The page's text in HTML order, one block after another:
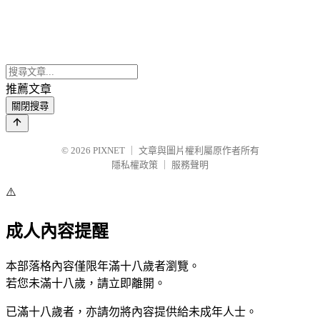
推薦文章
關閉搜尋
© 2026 PIXNET
文章與圖片權利屬原作者所有
隱私權政策
服務聲明
⚠️
成人內容提醒
本部落格內容僅限年滿十八歲者瀏覽。
若您未滿十八歲，請立即離開。
已滿十八歲者，亦請勿將內容提供給未成年人士。